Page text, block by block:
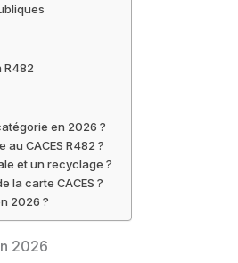
R482
en 2026 ?
CACES R482 ?
et un recyclage ?
la carte CACES ?
2026 ?
2026